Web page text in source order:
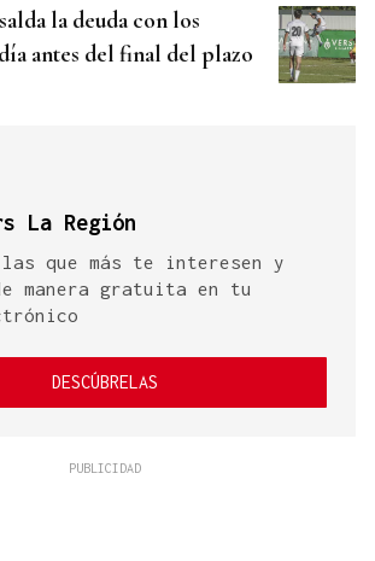
la deuda con los
antes del final del plazo
La Región
que más te interesen y
manera gratuita en tu
DESCÚBRELAS